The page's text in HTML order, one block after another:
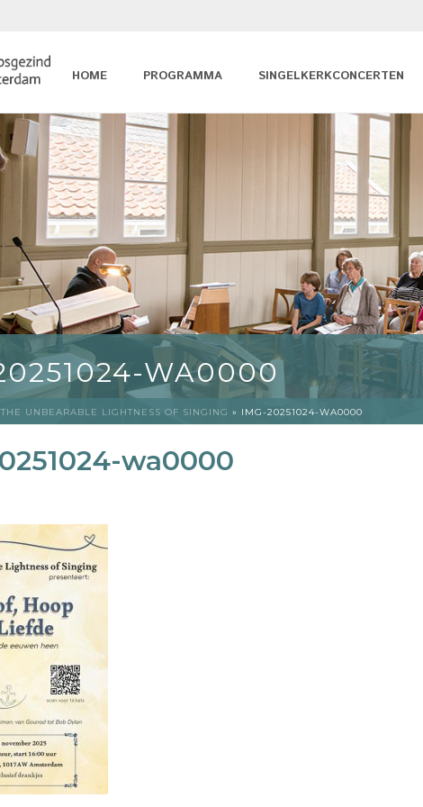
HOME PROGRAMMA SINGELKERKCONCERTEN
WA0000
UNBEARABLE LIGHTNESS OF SINGING » IMG-20251024-WA0000
wa0000